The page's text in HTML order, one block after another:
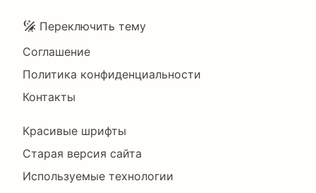
Подвал
Переключить тему
Соглашение
Политика конфиденциальности
Контакты
Footer
Right
Красивые шрифты
Старая версия сайта
Используемые технологии